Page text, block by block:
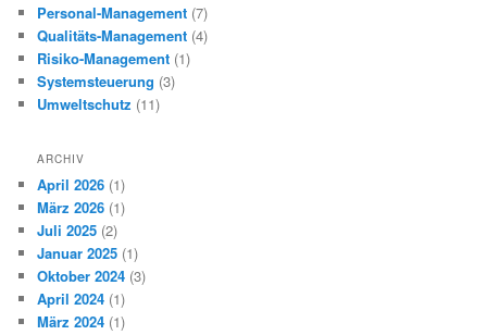
Personal-Management (7)
Qualitäts-Management (4)
Risiko-Management (1)
Systemsteuerung (3)
Umweltschutz (11)
ARCHIV
April 2026 (1)
März 2026 (1)
Juli 2025 (2)
Januar 2025 (1)
Oktober 2024 (3)
April 2024 (1)
März 2024 (1)